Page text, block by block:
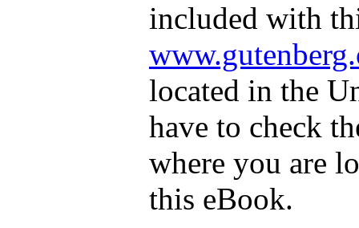
included with
located in the
have to check
where you are
this eBook.